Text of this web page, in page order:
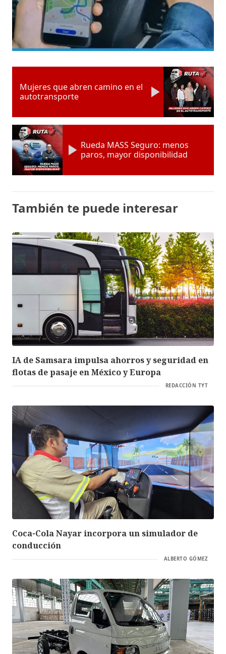
Mujeres que abren camino en el
autotransporte
Rueda MASS Seguro: menos
paros, mayor disponibilidad
También te puede interesar
IA de Samsara impulsa ahorros y seguridad en
flotas de pasaje en México y Europa
REDACCIÓN TYT
Coca-Cola Nayar incorpora un simulador de
conducción
ALBERTO GÓMEZ